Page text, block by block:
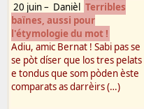
20 juin– Danièl Terribles
baïnes, aussi pour
l'étymologie du mot !
Adiu, amic Bernat ! Sabi pas se
se pòt díser que los tres pelats
e tondus que som pòden èste
comparats as darrèirs (…)